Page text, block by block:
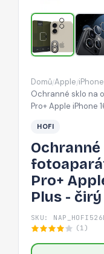
Domů/Apple/iPhone
Ochranné sklo na
Pro+ Apple iPhone
HOFI
Pro+
Plus - čirý
SKU: NAP_HOFI526
(1)